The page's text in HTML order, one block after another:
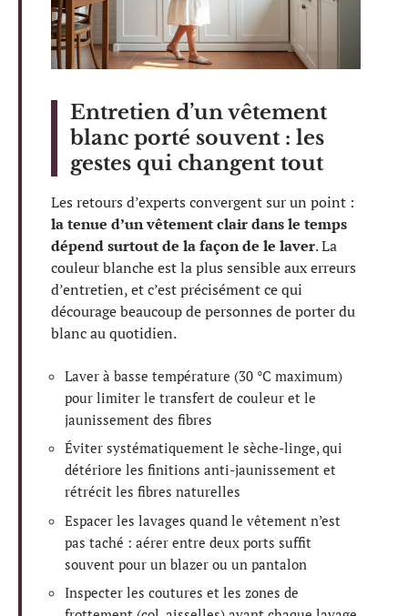
Entretien d’un vêtement
blanc porté souvent : les
gestes qui changent tout
Les retours d’experts convergent sur un point :
la tenue d’un vêtement clair dans le temps
dépend surtout de la façon de le laver. La
couleur blanche est la plus sensible aux erreurs
d’entretien, et c’est précisément ce qui
décourage beaucoup de personnes de porter du
blanc au quotidien.
Laver à basse température (30 °C maximum)
pour limiter le transfert de couleur et le
jaunissement des fibres
Éviter systématiquement le sèche-linge, qui
détériore les finitions anti-jaunissement et
rétrécit les fibres naturelles
Espacer les lavages quand le vêtement n’est
pas taché : aérer entre deux ports suffit
souvent pour un blazer ou un pantalon
Inspecter les coutures et les zones de